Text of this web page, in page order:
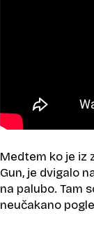
Medtem ko je iz
Gun, je dvigalo
na palubo. Tam
neučakano